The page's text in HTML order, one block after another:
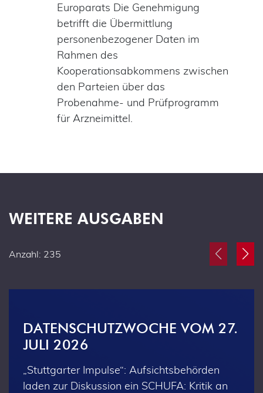
Europarats Die Genehmigung
betrifft die Übermittlung
personenbezogener Daten im
Rahmen des
Kooperationsabkommens zwischen
den Parteien über das
Probenahme- und Prüfprogramm
für Arzneimittel.
WEITERE AUSGABEN
Anzahl: 235
DATENSCHUTZWOCHE VOM 27.
JULI 2026
„Stuttgarter Impulse“: Aufsichtsbehörden
laden zur Diskussion ein SCHUFA: Kritik an